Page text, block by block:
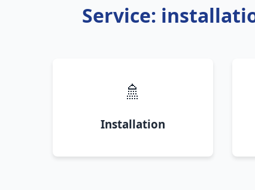
Service:
🚿
Installation